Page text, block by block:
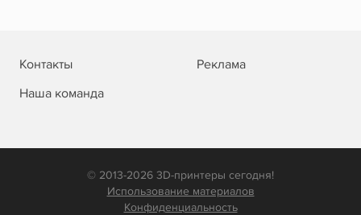
Контакты
Реклама
Наша команда
© 2013-2026 3D-принтеры сегодня!
Использование материалов
Конфиденциальность